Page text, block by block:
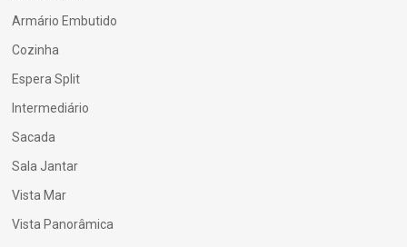
Armário Embutido
Cozinha
Espera Split
Intermediário
Sacada
Sala Jantar
Vista Mar
Vista Panorâmica